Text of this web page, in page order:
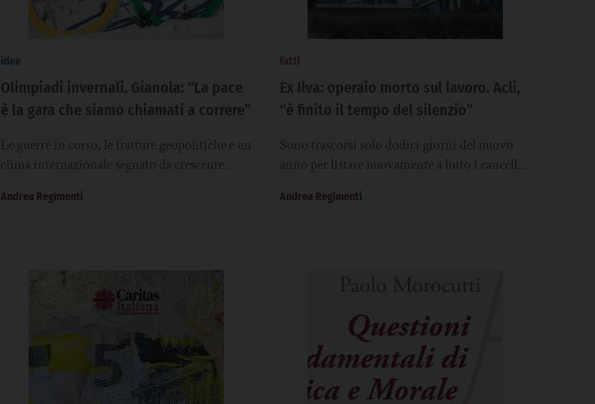
idee
Olimpiadi invernali. Gianola: “La pace
è la gara che siamo chiamati a correre”
Le guerre in corso, le fratture geopolitiche e un
clima internazionale segnato da crescente
grandi eventi...
Andrea Regimenti
fatti
Ex Ilva: operaio morto sul lavoro. Acli,
“è finito il tempo del silenzio”
Sono trascorsi solo dodici giorni del nuovo
anno per listare nuovamente a lutto i cancelli
Andrea Regimenti